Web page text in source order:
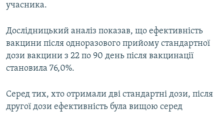
учасника.
Дослідницький аналіз показав, що ефективність
вакцини після одноразового прийому стандартної
дози вакцини з 22 по 90 день після вакцинації
становила 76,0%.
Серед тих, хто отримали дві стандартні дози, після
другої дози ефективність була вищою серед